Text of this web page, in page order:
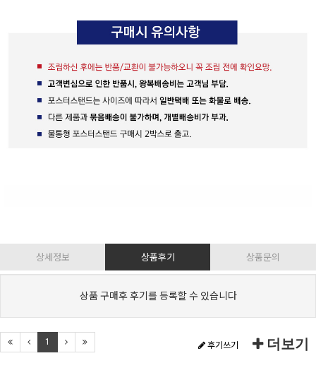
상세정보 상품후기 상품문의
상품 구매후 후기를 등록할 수 있습니다
1 후기쓰기 더보기